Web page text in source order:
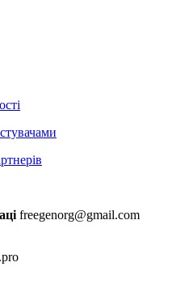
freegenorg@gmail.com